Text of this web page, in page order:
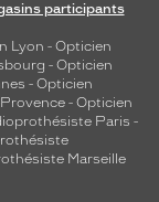
participants
Lyon - Opticien
- Opticien
- Opticien
- Opticien
Paris -
Marseille